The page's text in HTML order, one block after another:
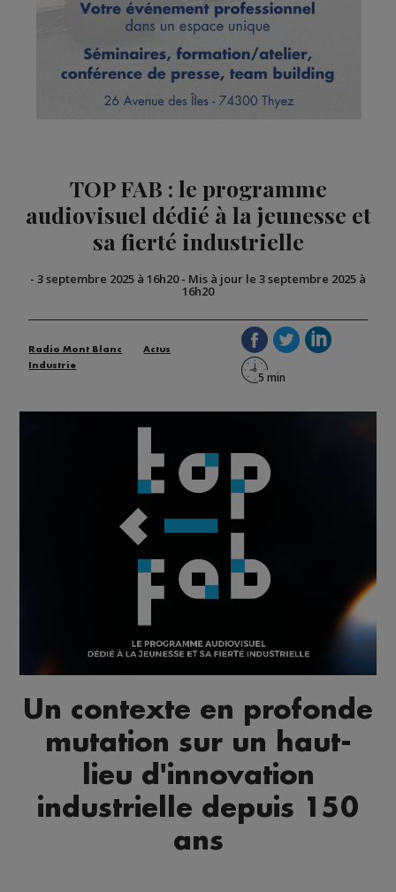
TOP FAB : le programme
audiovisuel dédié à la jeunesse et
sa fierté industrielle
- 3 septembre 2025 à 16h20- Mis à jour le 3 septembre 2025 à
16h20
Radio Mont Blanc
Actus
Industrie
Un contexte en profonde
mutation sur un haut-
lieu d'innovation
industrielle depuis 150
ans